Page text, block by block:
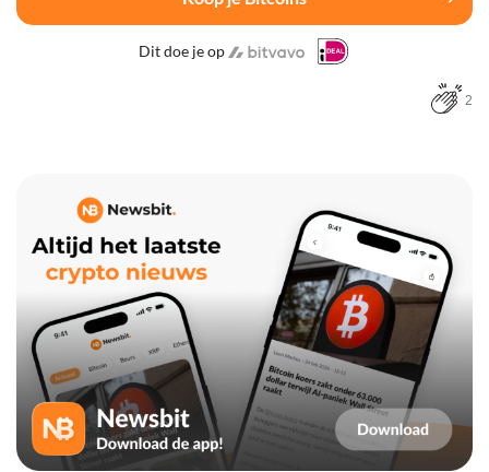
Dit doe je op
2